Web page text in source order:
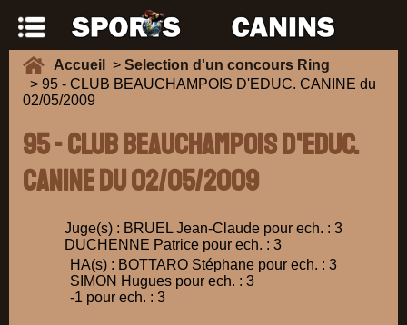
Accueil > Selection d'un concours Ring
> 95 - CLUB BEAUCHAMPOIS D'EDUC. CANINE du
02/05/2009
95 - CLUB BEAUCHAMPOIS D'EDUC.
CANINE du 02/05/2009
Juge(s) : BRUEL Jean-Claude pour ech. : 3
DUCHENNE Patrice pour ech. : 3
HA(s) : BOTTARO Stéphane pour ech. : 3
SIMON Hugues pour ech. : 3
-1 pour ech. : 3